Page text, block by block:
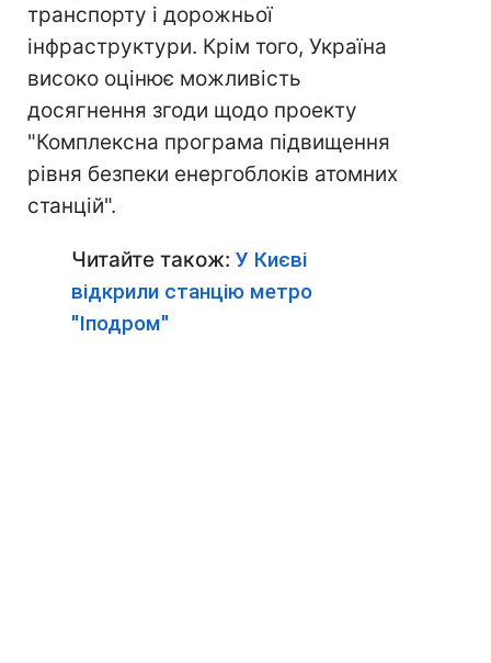
транспорту і дорожньої
інфраструктури. Крім того, Україна
високо оцінює можливість
досягнення згоди щодо проекту
"Комплексна програма підвищення
рівня безпеки енергоблоків атомних
станцій".
Читайте також: У Києві
відкрили станцію метро
"Іподром"